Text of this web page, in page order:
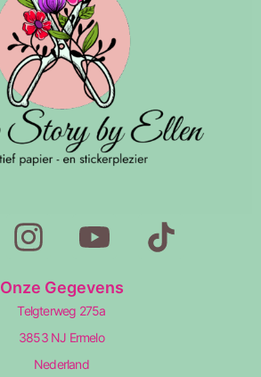
Onze Gegevens
Telgterweg 275a
3853 NJ Ermelo
Nederland